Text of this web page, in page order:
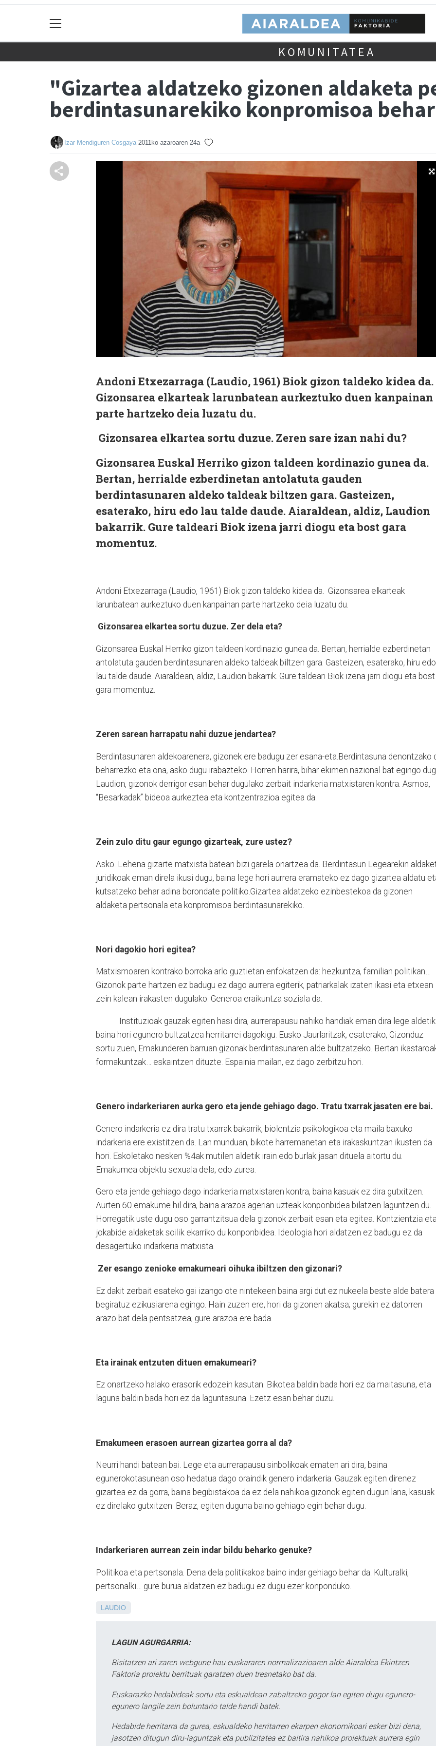
KOMUNITATEA
"Gizartea aldatzeko gizonen aldaketa
berdintasunarekiko konpromisoa
Izar Mendiguren Cosgaya 2011ko azaroaren 24a
Andoni Etxezarraga (Laudio, 1961) Biok gizon taldeko kidea da.
Gizonsarea elkarteak larunbatean aurkeztuko duen kanpainan
parte hartzeko deia luzatu du.
Gizonsarea elkartea sortu duzue. Zeren sare izan nahi du?
Gizonsarea Euskal Herriko gizon taldeen kordinazio gunea da.
Bertan, herrialde ezberdinetan antolatuta gauden
berdintasunaren aldeko taldeak biltzen gara. Gasteizen,
esaterako, hiru edo lau talde daude. Aiaraldean, aldiz, Laudion
bakarrik. Gure taldeari Biok izena jarri diogu eta bost gara
momentuz.
Andoni Etxezarraga (Laudio, 1961) Biok gizon taldeko kidea da. Gizonsarea elkarteak
larunbatean aurkeztuko duen kanpainan parte hartzeko deia luzatu du.
Gizonsarea elkartea sortu duzue. Zer dela eta?
Gizonsarea Euskal Herriko gizon taldeen kordinazio gunea da. Bertan, herrialde ezberdinetan
antolatuta gauden berdintasunaren aldeko taldeak biltzen gara. Gasteizen, esaterako, hiru edo
lau talde daude. Aiaraldean, aldiz, Laudion bakarrik. Gure taldeari Biok izena jarri diogu eta bost
gara momentuz.
Zeren sarean harrapatu nahi duzue jendartea?
Berdintasunaren aldekoarenera, gizonek ere badugu zer esana-eta.Berdintasuna denontzako
beharrezko eta ona, asko dugu irabazteko. Horren harira, bihar ekimen nazional bat egingo
Laudion, gizonok derrigor esan behar dugulako zerbait indarkeria matxistaren kontra. Asmoa,
“Besarkadak” bideoa aurkeztea eta kontzentrazioa egitea da.
Zein zulo ditu gaur egungo gizarteak, zure ustez?
Asko. Lehena gizarte matxista batean bizi garela onartzea da. Berdintasun Legearekin
juridikoak eman direla ikusi dugu, baina lege hori aurrera eramateko ez dago gizartea aldatu
kutsatzeko behar adina borondate politiko.Gizartea aldatzeko ezinbestekoa da gizonen
aldaketa pertsonala eta konpromisoa berdintasunarekiko.
Nori dagokio hori egitea?
Matxismoaren kontrako borroka arlo guztietan enfokatzen da: hezkuntza, familian politikan…
Gizonok parte hartzen ez badugu ez dago aurrera egiterik, patriarkalak izaten ikasi eta etxean
zein kalean irakasten dugulako. Generoa eraikuntza soziala da.
Instituzioak gauzak egiten hasi dira, aurrerapausu nahiko handiak eman dira lege aldetik
baina hori egunero bultzatzea herritarrei dagokigu. Eusko Jaurlaritzak, esaterako, Gizonduz
sortu zuen, Emakunderen barruan gizonak berdintasunaren alde bultzatzeko. Bertan
formakuntzak… eskaintzen dituzte. Espainia mailan, ez dago zerbitzu hori.
Genero indarkeriaren aurka gero eta jende gehiago dago. Tratu txarrak jasaten ere bai.
Genero indarkeria ez dira tratu txarrak bakarrik, biolentzia psikologikoa eta maila baxuko
indarkeria ere existitzen da. Lan munduan, bikote harremanetan eta irakaskuntzan ikusten da
hori. Eskoletako nesken %4ak mutilen aldetik irain edo burlak jasan dituela aitortu du.
Emakumea objektu sexuala dela, edo zurea.
Gero eta jende gehiago dago indarkeria matxistaren kontra, baina kasuak ez dira gutxitzen.
Aurten 60 emakume hil dira, baina arazoa agerian uzteak konponbidea bilatzen laguntzen du.
Horregatik uste dugu oso garrantzitsua dela gizonok zerbait esan eta egitea. Kontzientzia
jokabide aldaketak soilik ekarriko du konponbidea. Ideologia hori aldatzen ez badugu ez da
desagertuko indarkeria matxista.
Zer esango zenioke emakumeari oihuka ibiltzen den gizonari?
Ez dakit zerbait esateko gai izango ote nintekeen baina argi dut ez nukeela beste alde batera
begiratuz ezikusiarena egingo. Hain zuzen ere, hori da gizonen akatsa; gurekin ez datorren
arazo bat dela pentsatzea; gure arazoa ere bada.
Eta irainak entzuten dituen emakumeari?
Ez onartzeko halako erasorik edozein kasutan. Bikotea baldin bada hori ez da maitasuna, eta
laguna baldin bada hori ez da laguntasuna. Ezetz esan behar duzu.
Emakumeen erasoen aurrean gizartea gorra al da?
Neurri handi batean bai. Lege eta aurrerapausu sinbolikoak ematen ari dira, baina
egunerokotasunean oso hedatua dago oraindik genero indarkeria. Gauzak egiten direnez
gizartea ez da gorra, baina begibistakoa da ez dela nahikoa gizonok egiten dugun lana, kasuak
ez direlako gutxitzen. Beraz, egiten duguna baino gehiago egin behar dugu.
Indarkeriaren aurrean zein indar bildu beharko genuke?
Politikoa eta pertsonala. Dena dela politikakoa baino indar gehiago behar da. Kulturalki,
pertsonalki… gure burua aldatzen ez badugu ez dugu ezer konponduko.
LAUDIO
LAGUN AGURGARRIA:
Bisitatzen ari zaren webgune hau euskararen normalizazioaren alde Aiaraldea Ekintzen
Faktoria proiektu berrituak garatzen duen tresnetako bat da.
Euskarazko hedabideak sortu eta eskualdean zabaltzeko gogor lan egiten dugu egunero-
egunero langile zein boluntario talde handi batek.
Hedabide herritarra da gurea, eskualdeko herritarren ekarpen ekonomikoari esker bizi dena,
jasotzen ditugun diru-laguntzak eta publizitatea ez baitira nahikoa proiektuak aurrera egin